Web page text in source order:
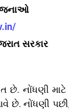
સરકાર
છે. નોંધણી
છે. નોંધણી